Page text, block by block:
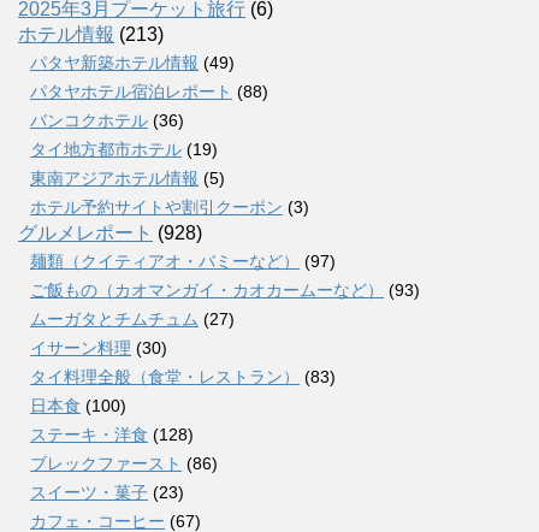
2025年3月プーケット旅行 (6)
ホテル情報 (213)
パタヤ新築ホテル情報 (49)
パタヤホテル宿泊レポート (88)
バンコクホテル (36)
タイ地方都市ホテル (19)
東南アジアホテル情報 (5)
ホテル予約サイトや割引クーポン (3)
グルメレポート (928)
麺類（クイティアオ・バミーなど）
(97)
ご飯もの（カオマンガイ・カオカームーなど）
(93)
ムーガタとチムチュム (27)
イサーン料理 (30)
タイ料理全般（食堂・レストラン）
(83)
日本食 (100)
ステーキ・洋食 (128)
ブレックファースト (86)
スイーツ・菓子 (23)
カフェ・コーヒー (67)